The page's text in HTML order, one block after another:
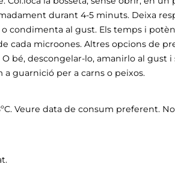
la bosseta, sense obrir, en
durant 4-5 minuts. Deixa
condimenta al gust. Els temps i
cada microones. Altres opcions de
bé, descongelar-lo, amanirlo al gust
guarnició per a carns o peixos.
Veure data de consum preferent.